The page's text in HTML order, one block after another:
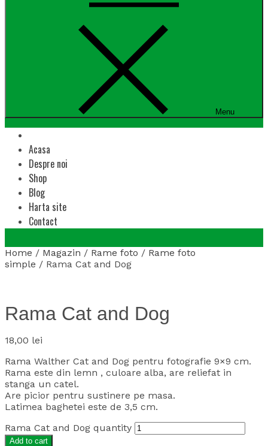
Menu
Acasa
Despre noi
Shop
Blog
Harta site
Contact
Home / Magazin / Rame foto / Rame foto
simple / Rama Cat and Dog
Rama Cat and Dog
18,00 lei
Rama Walther Cat and Dog pentru fotografie 9×9 cm.
Rama este din lemn , culoare alba, are reliefat in
stanga un catel.
Are picior pentru sustinere pe masa.
Latimea baghetei este de 3,5 cm.
Rama Cat and Dog quantity
Add to cart